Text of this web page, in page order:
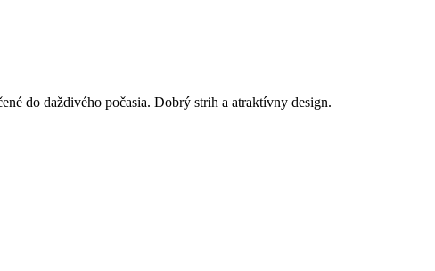
do daždivého počasia. Dobrý strih a atraktívny design.